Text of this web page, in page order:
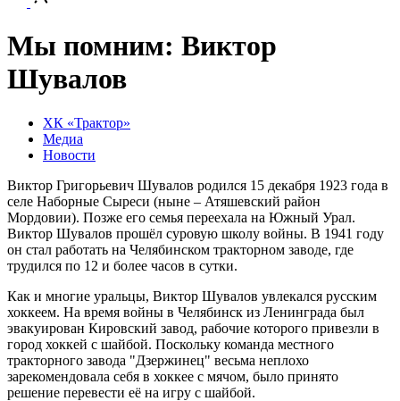
Мы помним: Виктор
Шувалов
ХК «Трактор»
Медиа
Новости
Виктор Григорьевич Шувалов родился 15 декабря 1923 года в
селе Наборные Сыреси (ныне – Атяшевский район
Мордовии). Позже его семья переехала на Южный Урал.
Виктор Шувалов прошёл суровую школу войны. В 1941 году
он стал работать на Челябинском тракторном заводе, где
трудился по 12 и более часов в сутки.
Как и многие уральцы, Виктор Шувалов увлекался русским
хоккеем. На время войны в Челябинск из Ленинграда был
эвакуирован Кировский завод, рабочие которого привезли в
город хоккей с шайбой. Поскольку команда местного
тракторного завода "Дзержинец" весьма неплохо
зарекомендовала себя в хоккее с мячом, было принято
решение перевести её на игру с шайбой.